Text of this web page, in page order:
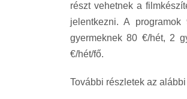
részt vehetnek a
jelentkezni. A
gyermeknek 80 €/hét, 2
€/hét/fő.
További részletek az